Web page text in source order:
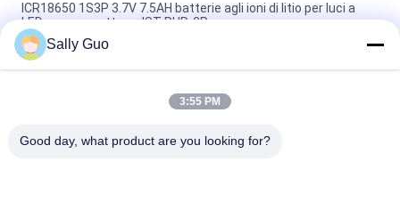
ICR18650 1S3P 3.7V 7.5AH batterie agli ioni di litio per luci a
LED con connettore JST PHR-2P
Batteria al litio 18650 per il pacchetto dello ione 2200mAh del
litio dei telefoni cellulari INM 7.4V
3,7 batteria cilindrica dello ione del litio di volt 2300mAh
Sally Guo
3:55 PM
Good day, what product are you looking for?